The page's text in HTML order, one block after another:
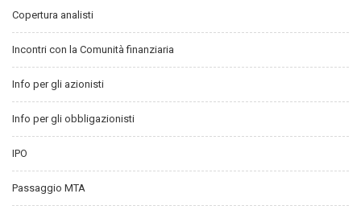
Copertura analisti
Incontri con la Comunità finanziaria
Info per gli azionisti
Info per gli obbligazionisti
IPO
Passaggio MTA